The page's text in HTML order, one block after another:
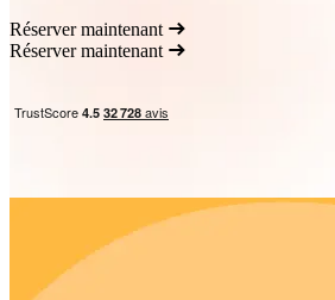
Réserver maintenant
Réserver maintenant